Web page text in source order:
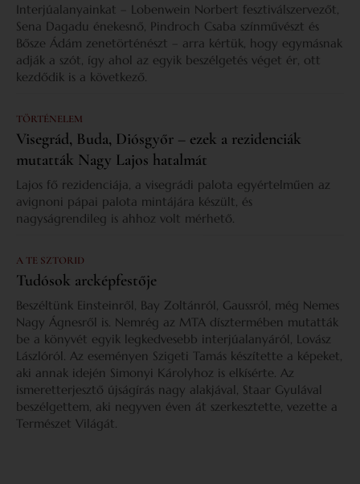
Interjúalanyainkat – Lobenwein Norbert fesztiválszervezőt,
Sena Dagadu énekesnő, Pindroch Csaba színművészt és
Bősze Ádám zenetörténészt – arra kértük, hogy egymásnak
adják a szót, így ahol az egyik beszélgetés véget ér, ott
kezdődik is a következő.
TÖRTÉNELEM
Visegrád, Buda, Diósgyőr – ezek a rezidenciák
mutatták Nagy Lajos hatalmát
Lajos fő rezidenciája, a visegrádi palota egyértelműen az
avignoni pápai palota mintájára készült, és
nagyságrendileg is ahhoz volt mérhető.
A TE SZTORID
Tudósok arcképfestője
Beszéltünk Einsteinről, Bay Zoltánról, Gaussról, még Nemes
Nagy Ágnesről is. Nemrég az MTA dísztermében mutatták
be a könyvét egyik legkedvesebb interjúalanyáról, Lovász
Lászlóról. Az eseményen Szigeti Tamás készítette a képeket,
aki annak idején Simonyi Károlyhoz is elkísérte. Az
ismeretterjesztő újságírás nagy alakjával, Staar Gyulával
beszélgettem, aki negyven éven át szerkesztette, vezette a
Természet Világát.